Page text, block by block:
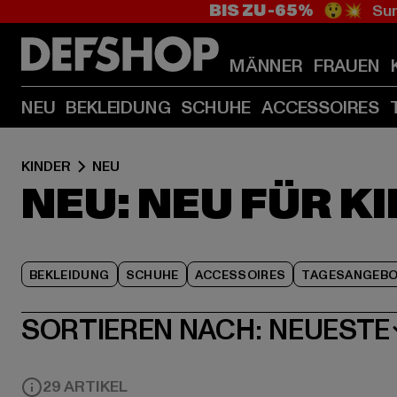
BIS ZU -65% 😲💥
MÄNNER FRAUEN
NEU BEKLEIDUNG SCHUHE ACCESSOIRES
KINDER NEU
NEU: NEU FÜR
BEKLEIDUNG SCHUHE ACCESSOIRES
SORTIEREN NACH: NEUESTE
29 ARTIKEL